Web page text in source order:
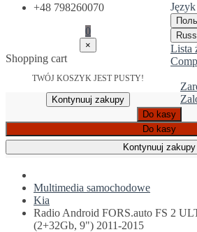
Język
Lista
+48 798260070
0
×
Shopping cart
TWÓJ KOSZYK JEST PUSTY!
Kontynuuj zakupy
Do kasy
Do kasy
Kontynuuj zakupy
Multimedia samochodowe
Kia
Radio Android FORS.auto FS 2
(2+32Gb, 9") 2011-2015